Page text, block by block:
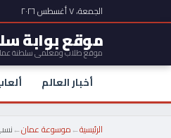
الجمعة، ٧ أغسطس ٢٠٢٦
موقع بوابة
موقع طلاب ومعلمي سلطنة
أخبار العالم
الرئيسية←موسوعة عمان←